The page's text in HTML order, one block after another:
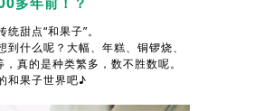
甜点“和果子”。
什么呢？大幅、年糕、铜锣烧、
真的是种类繁多，数不胜数呢。
和果子世界吧♪